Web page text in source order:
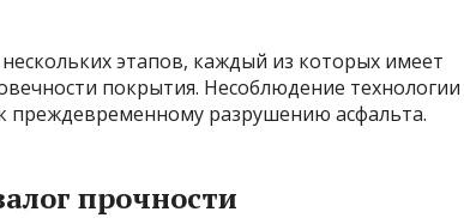
этапов, каждый из которых имеет
покрытия. Несоблюдение технологии
преждевременному разрушению асфальта.
прочности